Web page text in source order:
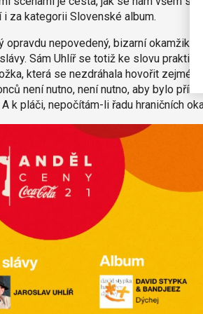
i za kategorii Slovenské album.
opravdu nepovedený, bizarní okamžik
Sám Uhlíř se totiž ke slovu
která se nezdráhala hovořit
není nutno, není nutno, aby bylo
A k pláči, nepočítám-li řadu hraničních